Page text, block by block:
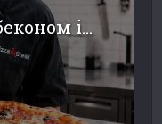
і...